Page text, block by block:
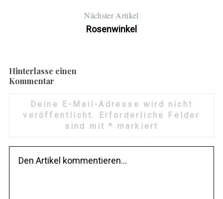
Nächster Artikel
Rosenwinkel
Hinterlasse einen
Kommentar
Deine E-Mail-Adresse wird nicht
veröffentlicht.
Erforderliche Felder
sind mit* markiert